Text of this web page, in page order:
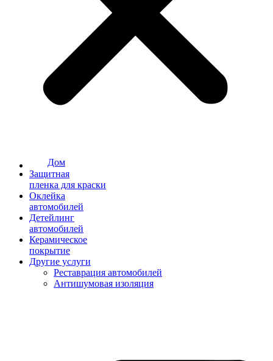
Дом
Защитная
пленка для краски
Оклейка
автомобилей
Детейлинг
автомобилей
Керамическое
покрытие
Другие услуги
Реставрация автомобилей
Антишумовая изоляция